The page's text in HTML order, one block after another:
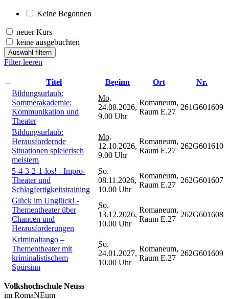
Keine Begonnen
neuer Kurs
keine ausgebuchten
Auswahl filtern
Filter leeren
– Titel Beginn Ort
Nr.
Bildungsurlaub:
Sommerakademie:
Kommunikation und
Theater
Mo.
24.08.2026,
9.00 Uhr
Romaneum,
Raum E.27
261G601609
Bildungsurlaub:
Herausfordernde
Situationen spielerisch
meistern
Mo.
12.10.2026,
9.00 Uhr
Romaneum,
Raum E.27
262G601610
5-4-3-2-1-los! - Impro-
Theater und
Schlagfertigkeitstraining
So.
08.11.2026,
10.00 Uhr
Romaneum,
Raum E.27
262G601607
Glück im Unglück! -
Thementheater über
Chancen und
Herausforderungen
So.
13.12.2026,
10.00 Uhr
Romaneum,
Raum E.27
262G601608
Kriminaltango –
Thementheater mit
kriminalistischem
Spürsinn
So.
24.01.2027,
10.00 Uhr
Romaneum,
Raum E.27
262G601609
Volkshochschule Neuss
im RomaNEum